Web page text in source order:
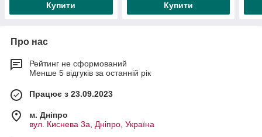
Купити Купити
Про нас
Рейтинг не сформований
Менше 5 відгуків за останній рік
Працює з 23.09.2023
м. Дніпро
вул. Киснева 3а, Дніпро, Україна